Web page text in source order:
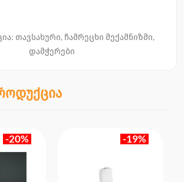
თავსახური, ჩამრეცხი მექამნიზმი,
დამჭერები
-20% -19%